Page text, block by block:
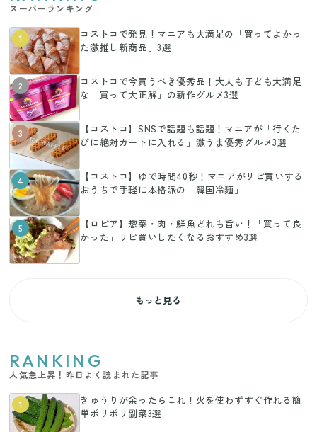
スーパーランキング
1
コストコで発見！マニアも大満足の「買ってよかっ
た激推し新商品」3選
2
コストコで今買うべき優秀品！大人も子ども大満足
な「買って大正解」の新作グルメ3選
3
【コストコ】SNSで話題も話題！マニアが「行くた
びに絶対カートに入れる」激うま優秀グルメ3選
4
【コストコ】ゆで時間40秒！マニアがリピ買いする
おうちで手軽に本格派の「韓国冷麺」
5
【ロピア】惣菜・肉・鮮魚どれも旨い！「買って良
かった」リピ買いしたくなるおすすめ3選
もっと見る
RANKING
人気急上昇！昨日よく読まれた記事
1
きゅうりが余ったらこれ！火を使わずすぐ作れる簡
単ポリポリ副菜3選